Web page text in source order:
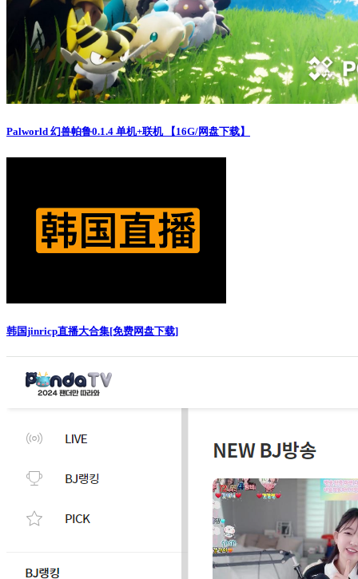
Palworld 幻兽帕鲁0.1.4 单机+联机 【16G/网盘下载】
韩国jinricp直播大合集[免费网盘下载]